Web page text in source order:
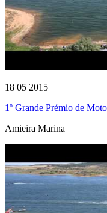
18 05 2015
1º Grande Prémio de
Amieira Marina